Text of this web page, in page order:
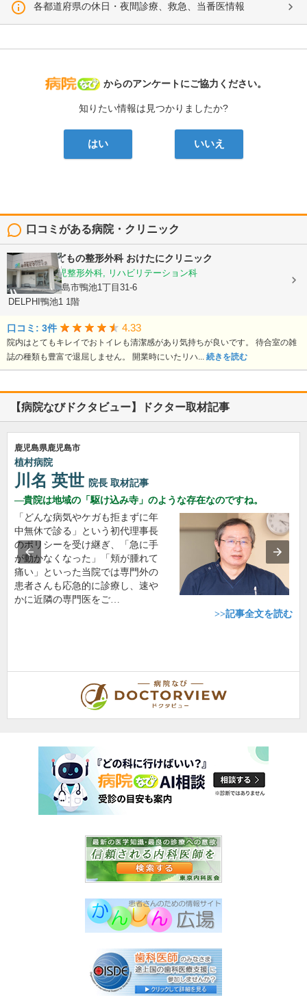
各都道府県の休日・夜間診療、救急、当番医情報
病院なび
からのアンケートにご協力ください。
知りたい情報は見つかりましたか?
はい いいえ
口コミがある病院・クリニック
おとなとこどもの整形外科 おけたにクリニック
整形外科, 小児整形外科, リハビリテーション科
鹿児島県鹿児島市鴨池1丁目31-6
DELPHI鴨池1 1階
口コミ: 3件 4.33
院内はとてもキレイでおトイレも清潔感があり気持ちが良いです。 待合室の雑
誌の種類も豊富で退屈しません。 開業時にいたリハ... 続きを読む
【病院なびドクタビュー】ドクター取材記事
鹿児島県鹿児島市
植村病院
川名 英世 院長 取材記事
貴院は地域の「駆け込み寺」のような存在なのですね。
「どんな病気やケガも拒まずに年
中無休で診る」という初代理事長
のポリシーを受け継ぎ、「急に手
が動かなくなった」「頬が腫れて
痛い」といった当院では専門外の
患者さんも応急的に診療し、速や
かに近隣の専門医をご…
>>記事全文を読む